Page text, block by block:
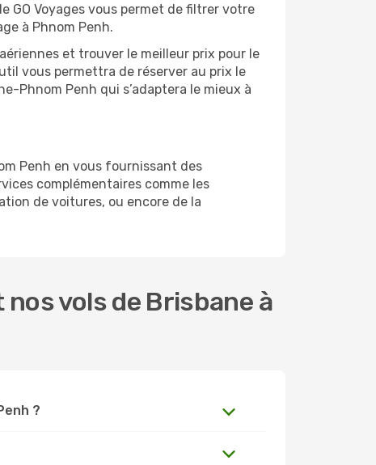
GO Voyages vous permet de filtrer votre
à Phnom Penh.
et trouver le meilleur prix pour le
vous permettra de réserver au prix le
Phnom Penh qui s’adaptera le mieux à
Penh en vous fournissant des
complémentaires comme les
de voitures, ou encore de la
vols de Brisbane à
?